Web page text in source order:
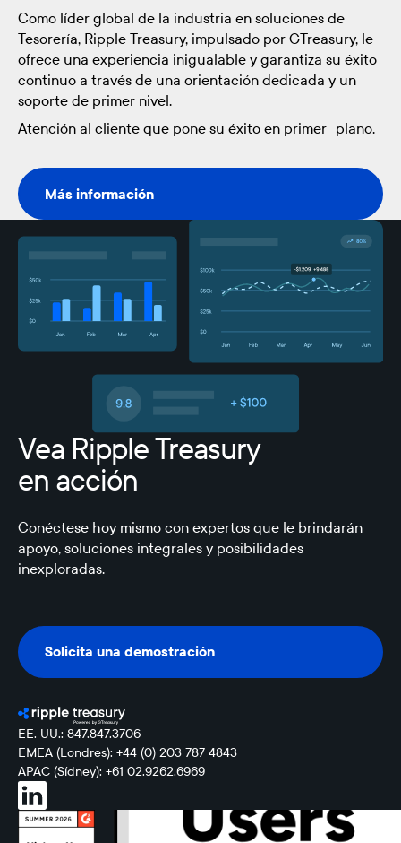
Como líder global de la industria en soluciones de
Tesorería, Ripple Treasury, impulsado por GTreasury, le
ofrece una experiencia inigualable y garantiza su éxito
continuo a través de una orientación dedicada y un
soporte de primer nivel.
Atención al cliente que pone su éxito en primer plano.
Más información
Más información
Vea Ripple Treasury
en acción
Conéctese hoy mismo con expertos que le brindarán
apoyo, soluciones integrales y posibilidades
inexploradas.
Solicita una demostración
Solicita una demostración
EE. UU.: 847.847.3706
EMEA (Londres): +44 (0) 203 787 4843
APAC (Sídney): +61 02.9262.6969